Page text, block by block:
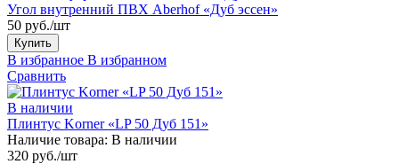
Угол внутренний ПВХ Aberhof «Дуб эссен»
50 руб./шт
Купить
В избранное В избранном
Сравнить
В наличии
Плинтус Korner «LP 50 Дуб 151»
Наличие товара: В наличии
320 руб./шт